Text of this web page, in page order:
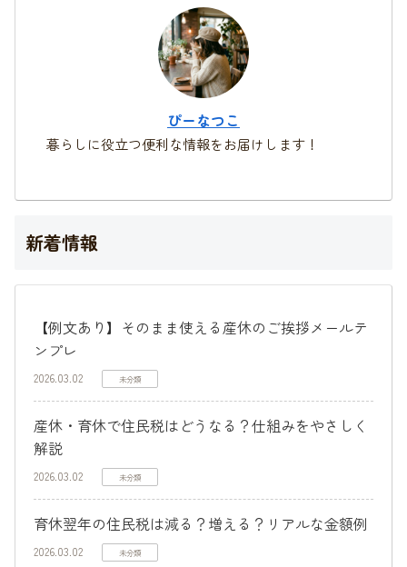
ぴーなつこ
暮らしに役立つ便利な情報をお届けします！
新着情報
【例文あり】そのまま使える産休のご挨拶メールテ
ンプレ
2026.03.02 未分類
産休・育休で住民税はどうなる？仕組みをやさしく
解説
2026.03.02 未分類
育休翌年の住民税は減る？増える？リアルな金額例
2026.03.02 未分類